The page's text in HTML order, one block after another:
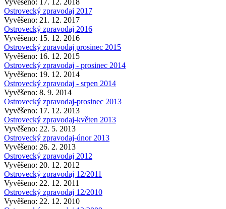
Ostrovecký zpravodaj 2017
Vyvěšeno: 21. 12. 2017
Ostrovecký zpravodaj 2016
Vyvěšeno: 15. 12. 2016
Ostrovecký zpravodaj prosinec 2015
Vyvěšeno: 16. 12. 2015
Ostrovecký zpravodaj - prosinec 2014
Vyvěšeno: 19. 12. 2014
Ostrovecký zpravodaj - srpen 2014
Vyvěšeno: 8. 9. 2014
Ostrovecký zpravodaj-prosinec 2013
Vyvěšeno: 17. 12. 2013
Ostrovecký zpravodaj-květen 2013
Vyvěšeno: 22. 5. 2013
Ostrovecký zpravodaj-únor 2013
Vyvěšeno: 26. 2. 2013
Ostrovecký zpravodaj 2012
Vyvěšeno: 20. 12. 2012
Ostrovecký zpravodaj 12/2011
Vyvěšeno: 22. 12. 2011
Ostrovecký zpravodaj 12/2010
Vyvěšeno: 22. 12. 2010